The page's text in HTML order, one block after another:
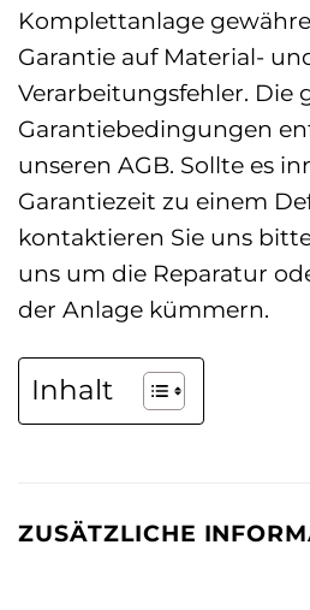
Komplettanlage
Garantie auf Material-
Verarbeitungsfehler. Die
Garantiebedingungen
unseren AGB. Sollte es
Garantiezeit zu einem
kontaktieren Sie uns
uns um die Reparatur
der Anlage kümmern.
Inhalt
ZUSÄTZLICHE